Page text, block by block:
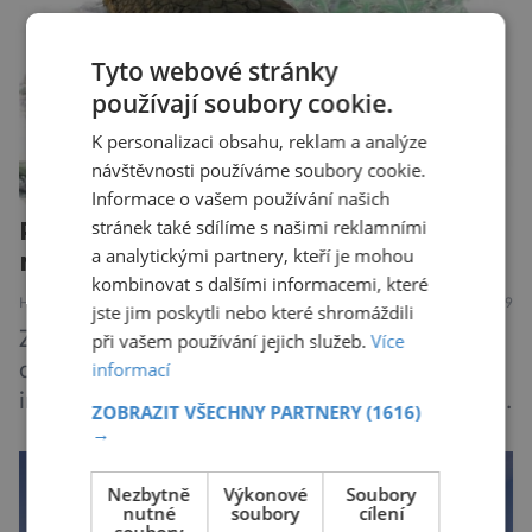
záběru pořízeného pomocí přehlídkového
jednotlivých astronomických objektů, […]
Pozůstatky největšího papouška
nalezli na Novém Zélandu
HISTORIE 8.8.2019
Zřejmě největší druh papouška v historii
objevili australští paleontologové. Podle všech
indicií dosahoval výšky až jednoho metru, vážil
asi 7 kilogramů, nelétal a mohl se chlubit
pojmenování Heracles inexpectatus a doba
jeho života je datována přibližně před 19
Tyto webové stránky
používají soubory cookie.
K personalizaci obsahu, reklam a analýze
návštěvnosti používáme soubory cookie.
Informace o vašem používání našich
stránek také sdílíme s našimi reklamními
a analytickými partnery, kteří je mohou
kombinovat s dalšími informacemi, které
jste jim poskytli nebo které shromáždili
při vašem používání jejich služeb.Více
informací
ZOBRAZIT VŠECHNY PARTNERY(1616)
→
Nezbytně
nutné
Výkonové
soubory
Soubory
cílení